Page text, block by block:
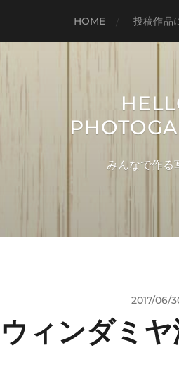
HOME 投稿作品
みんなで作る
2017/06/
ウィンダミ